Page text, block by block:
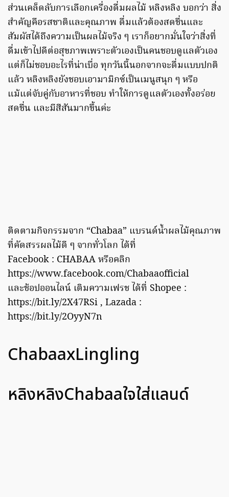
ส่วนเคล็ดลับการเลือกเครื่องดื่มผลไม้ หลิงหลิง บอกว่า สิ่ง
สำคัญคือรสชาติและคุณภาพ ดื่มแล้วต้องสดชื่นและ
สัมผัสได้ถึงความเป็นผลไม้จริง ๆ เราก็อยากมั่นใจว่าสิ่งที่
ดื่มเข้าไปดีต่อสุขภาพเพราะตัวเองเป็นคนชอบดูแลตัวเอง
แต่ก็ไม่ชอบอะไรที่น่าเบื่อ ทุกวันนี้นอกจากจะดื่มแบบปกติ
แล้ว หลิงหลิงยังชอบเอามามิกซ์เป็นเมนูสนุก ๆ หรือ
แม้แต่จับคู่กับอาหารที่ชอบ ทำให้การดูแลตัวเองทั้งอร่อย
สดชื่น และมีสีสันมากขึ้นค่ะ
ติดตามกิจกรรมจาก “Chabaa” แบรนด์น้ำผลไม้คุณภาพ
ที่คัดสรรผลไม้ดี ๆ จากทั่วโลก ได้ที่
Facebook : CHABAA หรือคลิก
https://www.facebook.com/Chabaaofficial
และช้อปออนไลน์ เติมความเฟรช ได้ที่ Shopee :
https://bit.ly/2X47RSi , Lazada :
https://bit.ly/2OyyN7n
ChabaaxLingling
หลิงหลิงChabaaใจใส่แลนด์